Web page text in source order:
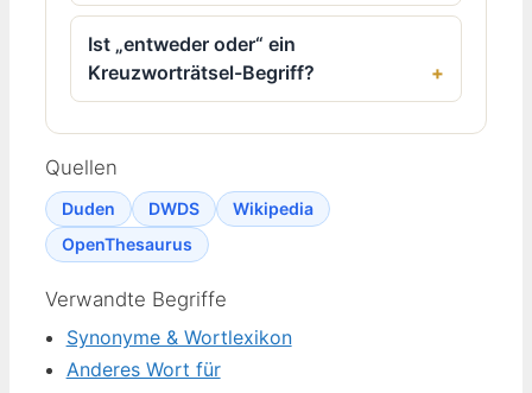
Ist „entweder oder“ ein
Kreuzworträtsel-Begriff?
Quellen
Duden DWDS
Wikipedia
OpenThesaurus
Verwandte Begriffe
Synonyme & Wortlexikon
Anderes Wort für